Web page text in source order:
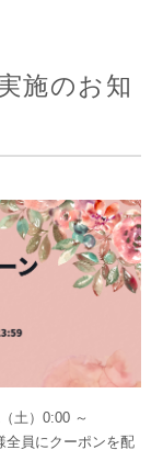
施のお知
土）0:00 ～
全員にクーポンを配